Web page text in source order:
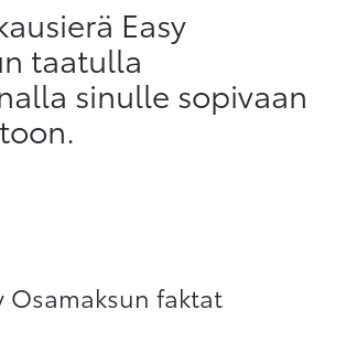
Easy
taatulla
sinulle sopivaan
Osamaksun faktat